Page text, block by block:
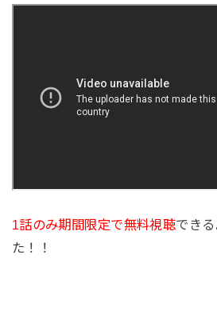
1話のみ期間限定で無料視聴でき
た！！